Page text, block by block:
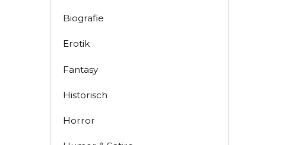
Biografie
Erotik
Fantasy
Historisch
Horror